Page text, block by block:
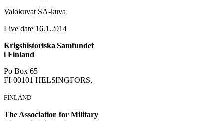
Valokuvat SA-kuva
Live date 16.1.2014
Krigshistoriska Samfundet
i Finland
Po Box 65
FI-00101 HELSINGFORS,
FINLAND
The Association for Military